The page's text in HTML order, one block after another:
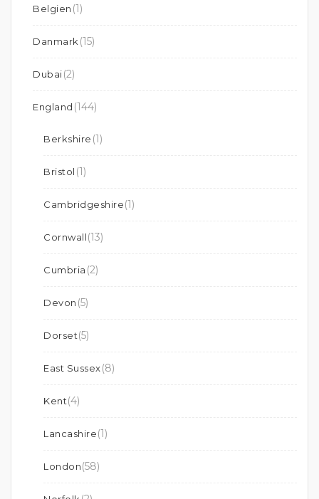
Belgien (1)
Danmark (15)
Dubai(2)
England (144)
Berkshire (1)
Bristol (1)
Cambridgeshire(1)
Cornwall(13)
Cumbria (2)
Devon (5)
Dorset(5)
East Sussex(8)
Kent(4)
Lancashire(1)
London(58)